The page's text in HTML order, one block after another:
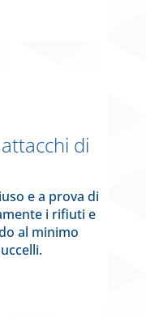
di
e a prova di
i rifiuti e
al minimo